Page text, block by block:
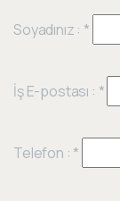
Soyadınız : *
İş E-postası : *
Telefon : *